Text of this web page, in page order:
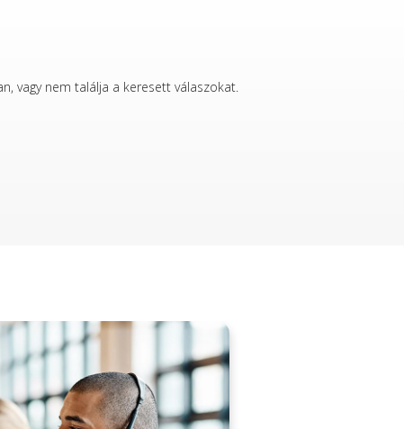
vagy nem találja a keresett válaszokat.